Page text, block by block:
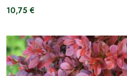
10,75 €